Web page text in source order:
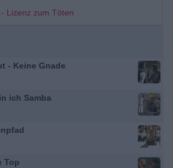
Lizenz zum Töten
- Keine Gnade
ich Samba
Top